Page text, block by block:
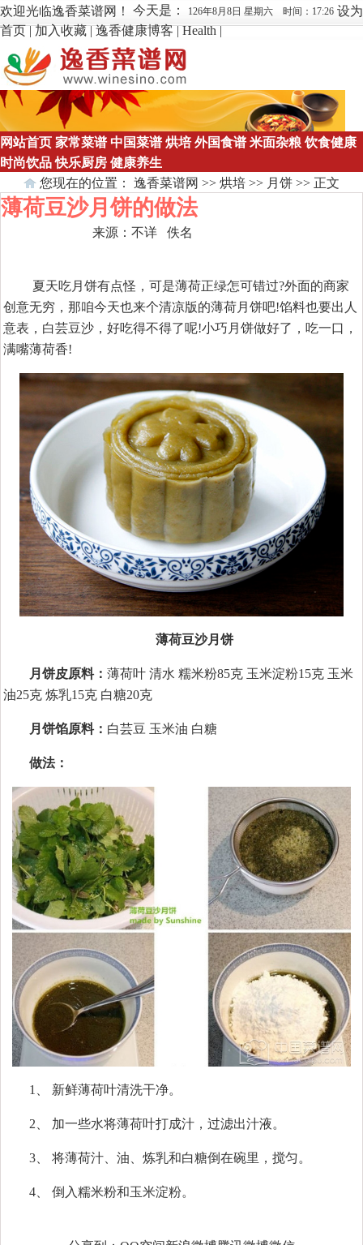
欢迎光临逸香菜谱网！ 今天是： 126年8月8日 星期六 时间：17:26 设为
首页|加入收藏|逸香健康博客|Health|
网站首页 家常菜谱 中国菜谱 烘培 外国食谱 米面杂粮 饮食健康
时尚饮品 快乐厨房 健康养生
您现在的位置： 逸香菜谱网 >> 烘培 >> 月饼 >> 正文
薄荷豆沙月饼的做法
来源： 不详 佚名
夏天吃月饼有点怪，可是薄荷正绿怎可错过?外面的商家
创意无穷，那咱今天也来个清凉版的薄荷月饼吧!馅料也要出人
意表，白芸豆沙，好吃得不得了呢!小巧月饼做好了，吃一口，
满嘴薄荷香!
薄荷豆沙月饼
月饼皮原料： 薄荷叶 清水 糯米粉85克 玉米淀粉15克 玉米
油25克 炼乳15克 白糖20克
月饼馅原料： 白芸豆 玉米油 白糖
做法：
1、 新鲜薄荷叶清洗干净。
2、 加一些水将薄荷叶打成汁，过滤出汁液。
3、 将薄荷汁、油、炼乳和白糖倒在碗里，搅匀。
4、 倒入糯米粉和玉米淀粉。